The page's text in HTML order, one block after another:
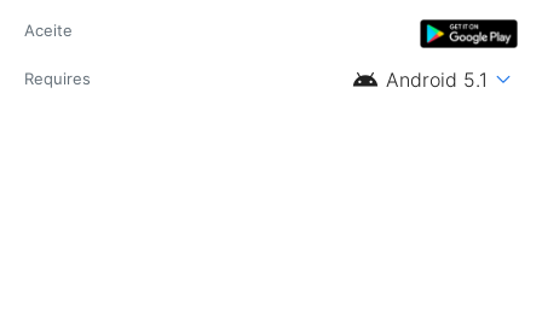
Aceite
Requires android Android 5.1 expand_more